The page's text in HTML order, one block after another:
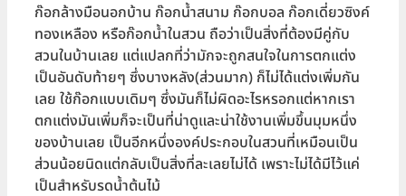
ก๊อกล้างมือนอกบ้าน ก๊อกน้ำสนาม ก๊อกบอล ก๊อกเดี่ยวซิงค์
ทองเหลือง หรือก๊อกน้ำในสวน ถือว่าเป็นสิ่งที่ต้องมีคู่กับ
สวนในบ้านเลย แต่แปลกที่ว่ามักจะถูกสนใจในการตกแต่ง
เป็นอันดับท้ายๆ ซึ่งบางหลัง(ส่วนมาก) ก็ไม่ได้แต่งเพิ่มกัน
เลย ใช้ก๊อกแบบเดิมๆ ซึ่งมันก็ไม่ผิดอะไรหรอกแต่หากเรา
ตกแต่งมันเพิ่มก็จะเป็นที่น่าดูและน่าใช้งานเพิ่มขึ้นมุมหนึ่ง
ของบ้านเลย เป็นอีกหนึ่งองค์ประกอบในสวนที่เหมือนเป็น
ส่วนน้อยนิดแต่กลับเป็นสิ่งที่ละเลยไม่ได้ เพราะไม่ได้มีไว้แค่
เป็นสำหรับรดน้ำต้นไม้